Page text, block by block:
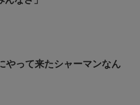
やって来たシャーマンなん